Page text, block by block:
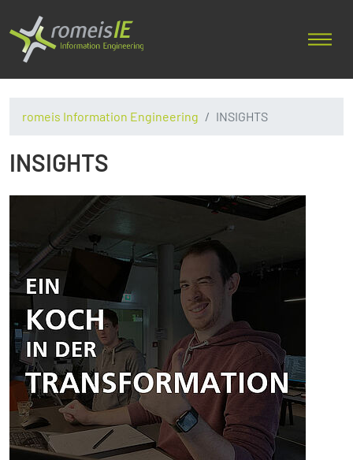
romeis Information Engineering INSIGHTS
INSIGHTS